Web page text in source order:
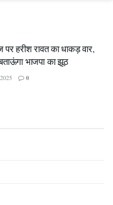
पर हरीश रावत का धाकड़ वार,
भाजपा का झूठ
0